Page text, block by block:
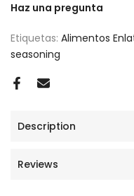
Haz una pregunta
Etiquetas: Alimentos
seasoning
Description
Reviews